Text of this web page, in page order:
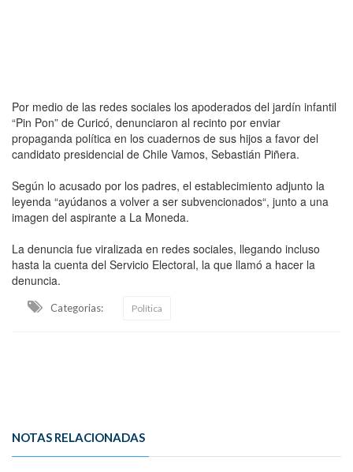
Por medio de las redes sociales los apoderados del jardín infantil
“Pin Pon” de Curicó, denunciaron al recinto por enviar
propaganda política en los cuadernos de sus hijos a favor del
candidato presidencial de Chile Vamos, Sebastián Piñera.
Según lo acusado por los padres, el establecimiento adjunto la
leyenda “ayúdanos a volver a ser subvencionados“, junto a una
imagen del aspirante a La Moneda.
La denuncia fue viralizada en redes sociales, llegando incluso
hasta la cuenta del Servicio Electoral, la que llamó a hacer la
denuncia.
Categorias: Política
NOTAS RELACIONADAS